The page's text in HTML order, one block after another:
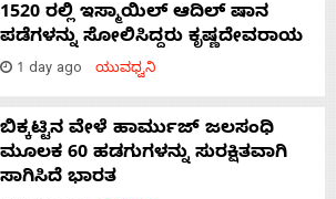
1520 ರಲ್ಲಿ ಇಸ್ಮಾಯಿಲ್ ಆದಿಲ್ ಷಾನ
ಪಡೆಗಳನ್ನು ಸೋಲಿಸಿದ್ದರು ಕೃಷ್ಣದೇವರಾಯ
1 day ago ಯುವಧ್ವನಿ
ಬಿಕ್ಕಟ್ಟಿನ ವೇಳೆ ಹಾರ್ಮುಜ್ ಜಲಸಂಧಿ
ಮೂಲಕ 60 ಹಡಗುಗಳನ್ನು ಸುರಕ್ಷಿತವಾಗಿ
ಸಾಗಿಸಿದೆ ಭಾರತ